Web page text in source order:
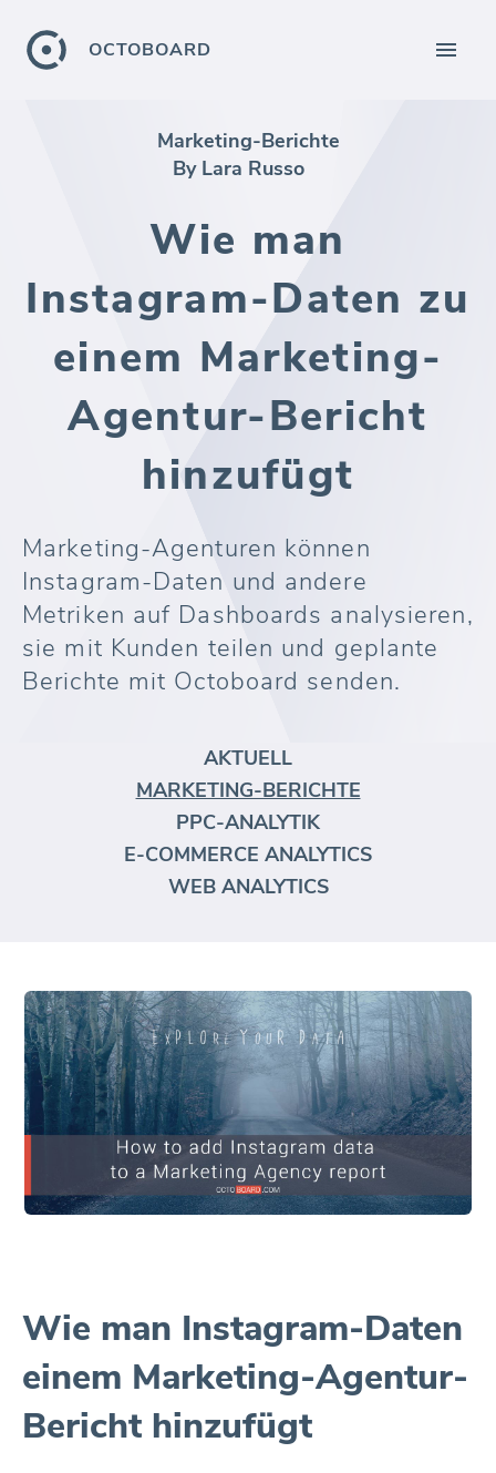
OCTOBOARD
Marketing-Berichte
By Lara Russo
Wie man
Instagram-Daten zu
einem Marketing-
Agentur-Bericht
hinzufügt
Marketing-Agenturen können
Instagram-Daten und andere
Metriken auf Dashboards analysieren,
sie mit Kunden teilen und geplante
Berichte mit Octoboard senden.
AKTUELL
MARKETING-BERICHTE
PPC-ANALYTIK
E-COMMERCE ANALYTICS
WEB ANALYTICS
Wie man Instagram-Daten
einem Marketing-Agentur-
Bericht hinzufügt